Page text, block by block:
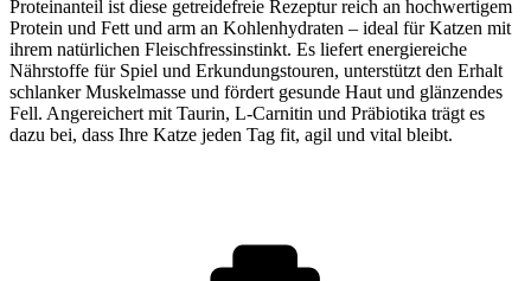
Proteinanteil ist diese getreidefreie Rezeptur reich an hochwertigem
Protein und Fett und arm an Kohlenhydraten – ideal für Katzen mit
ihrem natürlichen Fleischfressinstinkt. Es liefert energiereiche
Nährstoffe für Spiel und Erkundungstouren, unterstützt den Erhalt
schlanker Muskelmasse und fördert gesunde Haut und glänzendes
Fell. Angereichert mit Taurin, L-Carnitin und Präbiotika trägt es
dazu bei, dass Ihre Katze jeden Tag fit, agil und vital bleibt.